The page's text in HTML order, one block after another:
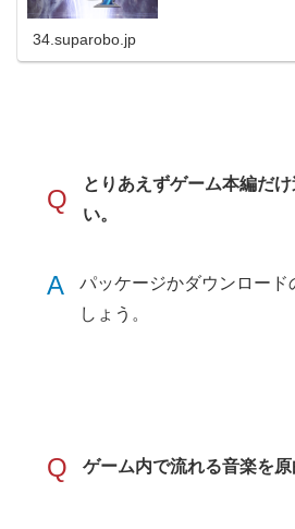
34.suparobo.jp
Q
とりあえずゲーム本編だ
い。
A
パッケージかダウンロード
しょう。
Q ゲーム内で流れる音楽を原